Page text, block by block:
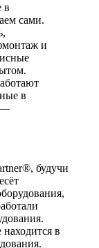
в
сами.
и
в
—
будучи
в